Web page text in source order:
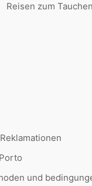
Reisen zum Tauchen
und